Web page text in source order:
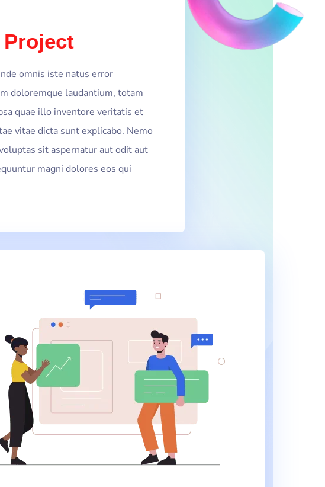
omnis iste natus error
doloremque laudantium, totam
quae illo inventore veritatis et
vitae dicta sunt explicabo. Nemo
sit aspernatur aut odit aut
magni dolores eos qui